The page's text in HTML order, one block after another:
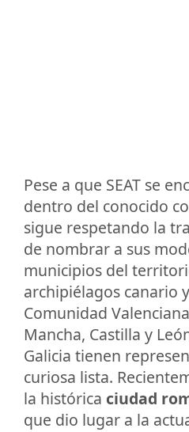
Pese a que SEAT se
dentro del conocido
sigue respetando la
de nombrar a sus
municipios del
archipiélagos canario
Comunidad
Mancha, Castilla y
Galicia tienen
curiosa lista.
la histórica ciudad
que dio lugar a la